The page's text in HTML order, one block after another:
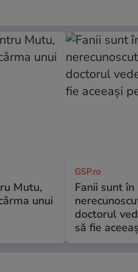
Mutu,
unui
GSP.ro
Fanii sunt în
doctorul
să fie